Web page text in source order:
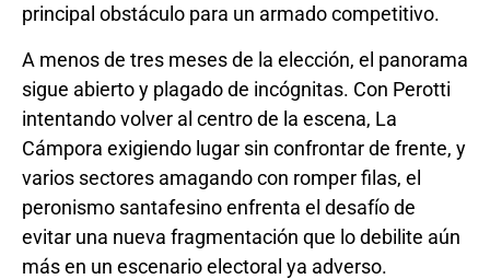
principal obstáculo para un armado competitivo.
A menos de tres meses de la elección, el panorama
sigue abierto y plagado de incógnitas. Con Perotti
intentando volver al centro de la escena, La
Cámpora exigiendo lugar sin confrontar de frente, y
varios sectores amagando con romper filas, el
peronismo santafesino enfrenta el desafío de
evitar una nueva fragmentación que lo debilite aún
más en un escenario electoral ya adverso.